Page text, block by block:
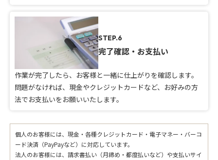
STEP.6
完了確認・お支払い
作業が完了したら、お客様と一緒に仕上がりを確認します。
問題がなければ、現金やクレジットカードなど、お好みの方
法でお支払いをお願いいたします。
個人のお客様には、現金・各種クレジットカード・電子マネー・バーコ
ード決済（PayPayなど）に対応しています。
法人のお客様には、請求書払い（月締め・都度払いなど）や支払いサイ